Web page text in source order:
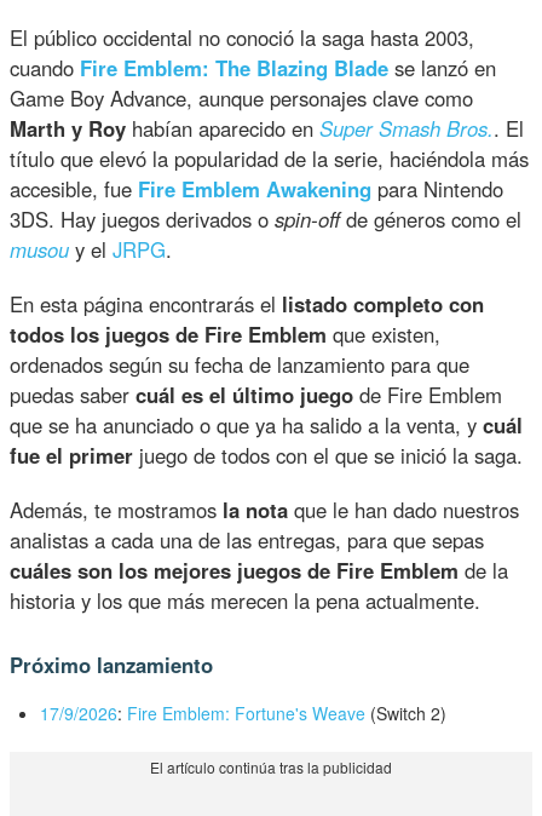
El público occidental no conoció la saga hasta 2003,
cuando Fire Emblem: The Blazing Blade se lanzó en
Game Boy Advance, aunque personajes clave como
Marth y Roy habían aparecido enSuper Smash Bros.. El
título que elevó la popularidad de la serie, haciéndola más
accesible, fue Fire Emblem Awakening para Nintendo
3DS. Hay juegos derivados ospin-offde géneros como el
musou y elJRPG.
En esta página encontrarás el listado completo con
todos los juegos de Fire Emblem que existen,
ordenados según su fecha de lanzamiento para que
puedas sabercuál es el último juego de Fire Emblem
que se ha anunciado o que ya ha salido a la venta, ycuál
fue el primer juego de todos con el que se inició la saga.
Además, te mostramos la nota que le han dado nuestros
analistas a cada una de las entregas, para que sepas
cuáles son los mejores juegos de Fire Emblem de la
historia y los que más merecen la pena actualmente.
Próximo lanzamiento
17/9/2026: Fire Emblem: Fortune's Weave (Switch 2)